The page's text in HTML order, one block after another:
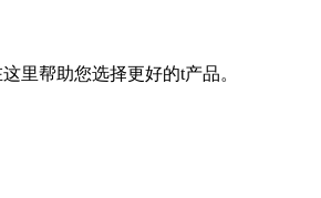
里帮助您选择更好的t产品。